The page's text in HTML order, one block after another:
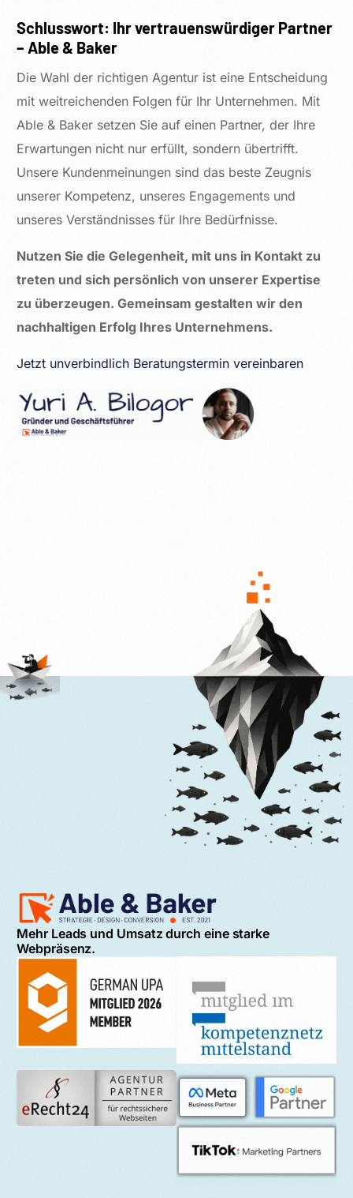
Schlusswort: Ihr vertrauenswürdiger Partner
– Able & Baker
Die Wahl der richtigen Agentur ist eine Entscheidung
mit weitreichenden Folgen für Ihr Unternehmen. Mit
Able & Baker setzen Sie auf einen Partner, der Ihre
Erwartungen nicht nur erfüllt, sondern übertrifft.
Unsere Kundenmeinungen sind das beste Zeugnis
unserer Kompetenz, unseres Engagements und
unseres Verständnisses für Ihre Bedürfnisse.
Nutzen Sie die Gelegenheit, mit uns in Kontakt zu
treten und sich persönlich von unserer Expertise
zu überzeugen. Gemeinsam gestalten wir den
nachhaltigen Erfolg Ihres Unternehmens.
Jetzt unverbindlich Beratungstermin vereinbaren
Mehr Leads und Umsatz durch eine starke
Webpräsenz.